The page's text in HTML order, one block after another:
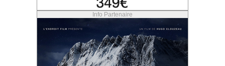
Info Partenaire